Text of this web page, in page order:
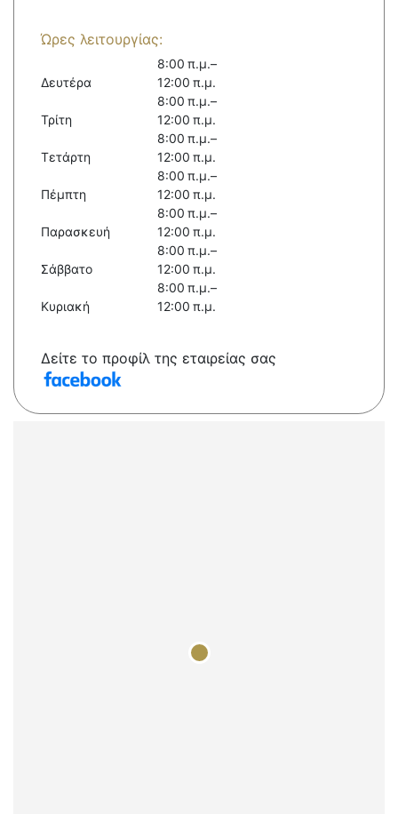
Ώρες λειτουργίας:
Δευτέρα
8:00 π.μ.–
12:00 π.μ.
Τρίτη
8:00 π.μ.–
12:00 π.μ.
Τετάρτη
8:00 π.μ.–
12:00 π.μ.
Πέμπτη
8:00 π.μ.–
12:00 π.μ.
Παρασκευή
8:00 π.μ.–
12:00 π.μ.
Σάββατο
8:00 π.μ.–
12:00 π.μ.
Κυριακή
8:00 π.μ.–
12:00 π.μ.
Δείτε το προφίλ της εταιρείας σας